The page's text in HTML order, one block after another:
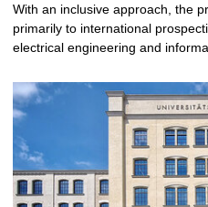
With an inclusive approach, the
primarily to international
electrical engineering and